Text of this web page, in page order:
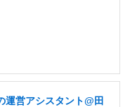
運営アシスタント@田